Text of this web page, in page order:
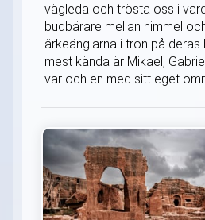
vägleda och trösta oss i
budbärare mellan himmel
ärkeänglarna i tron på deras
mest kända är Mikael,
var och en med sitt eget